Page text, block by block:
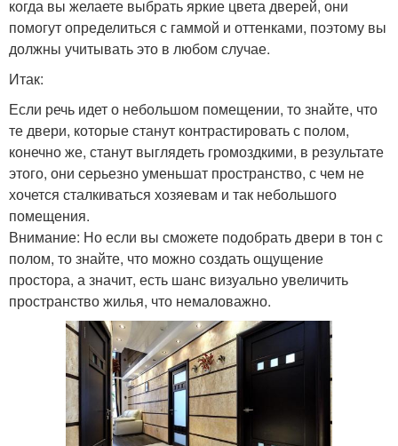
когда вы желаете выбрать яркие цвета дверей, они
помогут определиться с гаммой и оттенками, поэтому вы
должны учитывать это в любом случае.
Итак:
Если речь идет о небольшом помещении, то знайте, что
те двери, которые станут контрастировать с полом,
конечно же, станут выглядеть громоздкими, в результате
этого, они серьезно уменьшат пространство, с чем не
хочется сталкиваться хозяевам и так небольшого
помещения.
Внимание: Но если вы сможете подобрать двери в тон с
полом, то знайте, что можно создать ощущение
простора, а значит, есть шанс визуально увеличить
пространство жилья, что немаловажно.